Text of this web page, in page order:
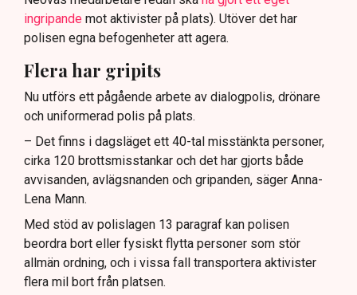
ingripande mot aktivister på plats). Utöver det har
polisen egna befogenheter att agera.
Flera har gripits
Nu utförs ett pågående arbete av dialogpolis, drönare
och uniformerad polis på plats.
– Det finns i dagsläget ett 40-tal misstänkta personer,
cirka 120 brottsmisstankar och det har gjorts både
avvisanden, avlägsnanden och gripanden, säger Anna-
Lena Mann.
Med stöd av polislagen 13 paragraf kan polisen
beordra bort eller fysiskt flytta personer som stör
allmän ordning, och i vissa fall transportera aktivister
flera mil bort från platsen.